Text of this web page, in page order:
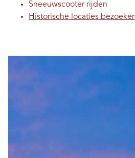
Sneeuwscooter rijden
Historische locaties